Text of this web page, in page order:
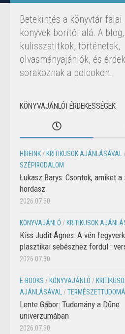
Betekintés a könyvtár falai
könyvek borítói alá. A
kulisszatitkok, történetek,
olvasmányajánlók, és
sorakoznak a polcokon.
KÖNYVAJÁNLÓI ÉRDEKESSÉGEK
HÍREINK / KRITIKUSOK AJÁNLÁSÁVAL
SZÉPIRODALOM
Łukasz Barys: Csontok, amiket a
hordasz
2026.07.30.
KÖNYVAJÁNLÓ / KRITIKUSOK
Kiss Judit Ágnes: A vén
plasztikai sebészhez fordul :
2026.07.30.
E-BOOKS / KÖNYVAJÁNLÓ /
AJÁNLÁSÁVAL
/
Lente Gábor: Tudomány a Dűne
univerzumában
2026.07.30.